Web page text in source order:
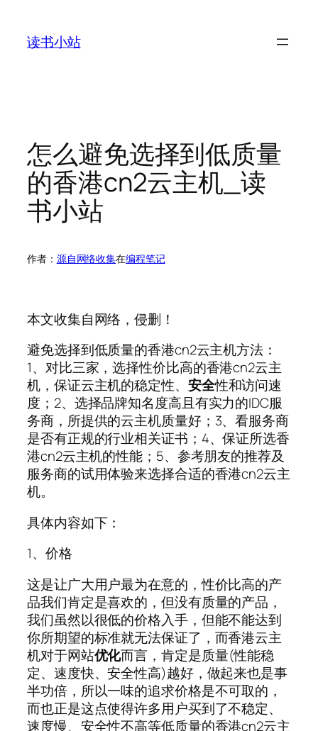
读书小站
怎么避免选择到低质量
的香港cn2云主机_读
书小站
作者： 源自网络收集在编程笔记
本文收集自网络，侵删！
避免选择到低质量的香港cn2云主机方法：
1、对比三家，选择性价比高的香港cn2云主
机，保证云主机的稳定性、安全性和访问速
度；2、选择品牌知名度高且有实力的IDC服
务商，所提供的云主机质量好；3、看服务商
是否有正规的行业相关证书；4、保证所选香
港cn2云主机的性能；5、参考朋友的推荐及
服务商的试用体验来选择合适的香港cn2云主
机。
具体内容如下：
1、价格
这是让广大用户最为在意的，性价比高的产
品我们肯定是喜欢的，但没有质量的产品，
我们虽然以很低的价格入手，但能不能达到
你所期望的标准就无法保证了，而香港云主
机对于网站优化而言，肯定是质量(性能稳
定、速度快、安全性高)越好，做起来也是事
半功倍，所以一味的追求价格是不可取的，
而也正是这点使得许多用户买到了不稳定、
速度慢、安全性不高等低质量的香港cn2云主